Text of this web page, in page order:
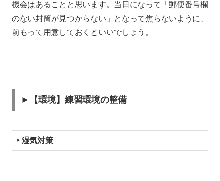
機会はあることと思います。当日になって「郵便番号欄
のない封筒が見つからない」となって焦らないように、
前もって用意しておくといいでしょう。
►【環境】練習環境の整備
‣ 湿気対策